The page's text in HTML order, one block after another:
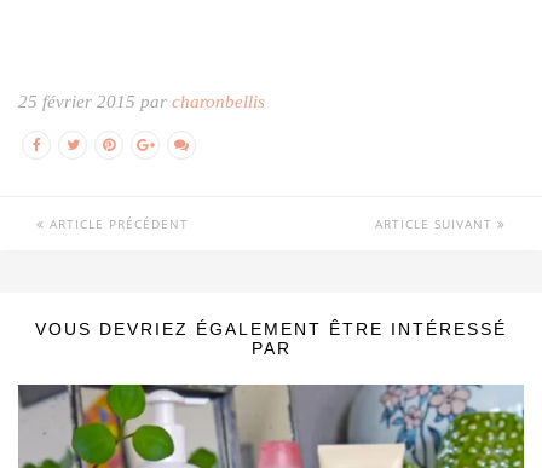
25 février 2015 par charonbellis
ARTICLE PRÉCÉDENT ARTICLE SUIVANT
VOUS DEVRIEZ ÉGALEMENT ÊTRE INTÉRESSÉ
PAR